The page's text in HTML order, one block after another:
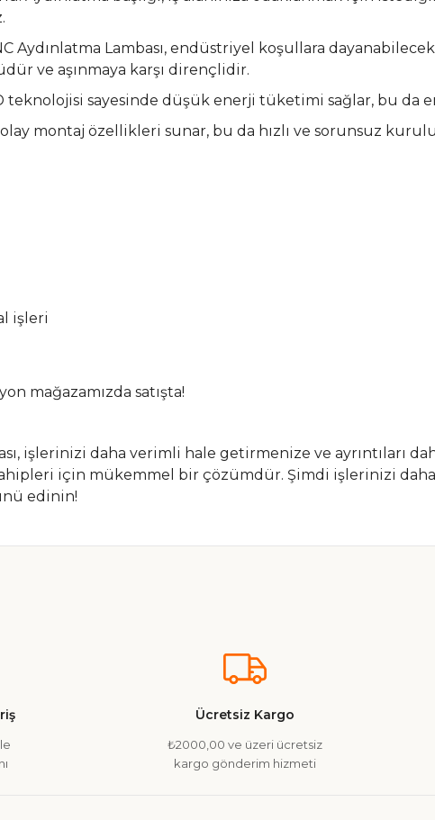
Aydınlatma Lambası, endüstriyel koşullara
ve aşınmaya karşı dirençlidir.
teknolojisi sayesinde düşük enerji tüketimi sağlar, bu da
montaj özellikleri sunar, bu da hızlı ve sorunsuz
işleri
mağazamızda satışta!
işlerinizi daha verimli hale getirmenize ve ayrıntıları
için mükemmel bir çözümdür. Şimdi işlerinizi
edinin!
görüntülenemiyor.
pahalı.
Ücretsiz Kargo
₺2000,00 ve üzeri ücretsiz
kargo gönderim hizmeti